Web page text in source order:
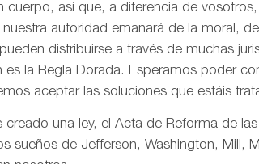
cuerpo, así que, a diferencia de
autoridad emanará de la moral,
distribuirse a través de muchas
es la Regla Dorada. Esperamos poder
aceptar las soluciones que estáis
creado una ley, el Acta de Reforma de
sueños de Jefferson, Washington, Mill,